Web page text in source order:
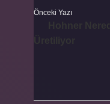
Önceki Yazı